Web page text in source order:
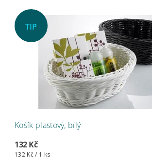
TIP
Košík plastový, bílý
132 Kč
132 Kč / 1 ks